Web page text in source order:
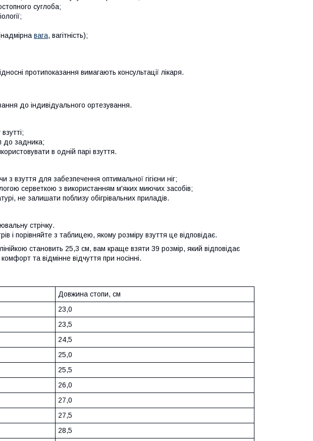
суглоба;
вага, вагітність);
протипоказання вимагають консультації лікаря.
до індивідуального ортезування.
до задника;
в одній парі взуття.
взуття для забезпечення оптимальної гігієни ніг;
серветкою з використанням м'яких миючих засобів;
не залишати поблизу обігрівальних приладів.
стрічку.
і порівняйте з таблицею, якому розміру взуття це відповідає.
становить 25,3 см, вам краще взяти 39 розмір, який відповідає
та відмінне відчуття при носінні.
Довжина стопи, см
23,0
23,5
24,5
25,0
25,5
26,0
27,0
27,5
28,5